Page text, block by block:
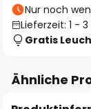
Nur noch
Lieferzeit: 1 -
Gratis
Ähnliche